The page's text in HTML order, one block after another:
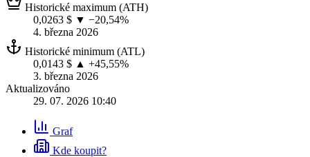
Historické maximum (ATH)
0,0263 $ ▼ −20,54%
4. března 2026
Historické minimum (ATL)
0,0143 $ ▲ +45,55%
3. března 2026
Aktualizováno
29. 07. 2026 10:40
Graf
Kde koupit?